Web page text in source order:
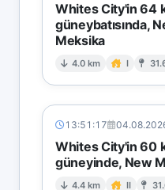
Whites City'in 64
güneybatısında,
Meksika
4.0 km I
13:51:17
Whites City'in 60
güneyinde, New
4.4 km II